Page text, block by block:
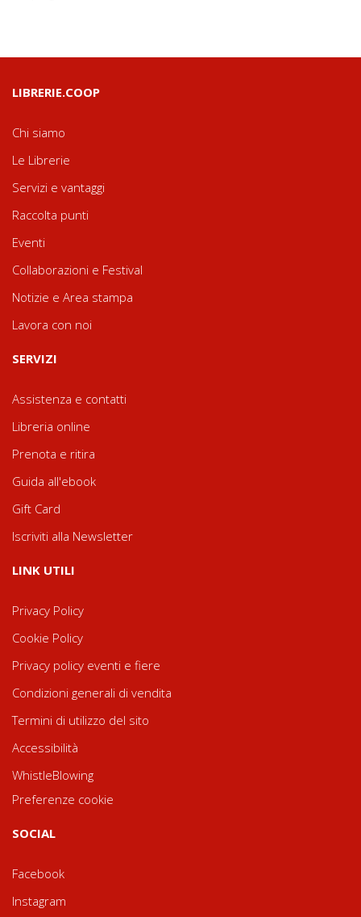
LIBRERIE.COOP
Chi siamo
Le Librerie
Servizi e vantaggi
Raccolta punti
Eventi
Collaborazioni e Festival
Notizie e Area stampa
Lavora con noi
SERVIZI
Assistenza e contatti
Libreria online
Prenota e ritira
Guida all'ebook
Gift Card
Iscriviti alla Newsletter
LINK UTILI
Privacy Policy
Cookie Policy
Privacy policy eventi e fiere
Condizioni generali di vendita
Termini di utilizzo del sito
Accessibilità
WhistleBlowing
Preferenze cookie
SOCIAL
Facebook
Instagram